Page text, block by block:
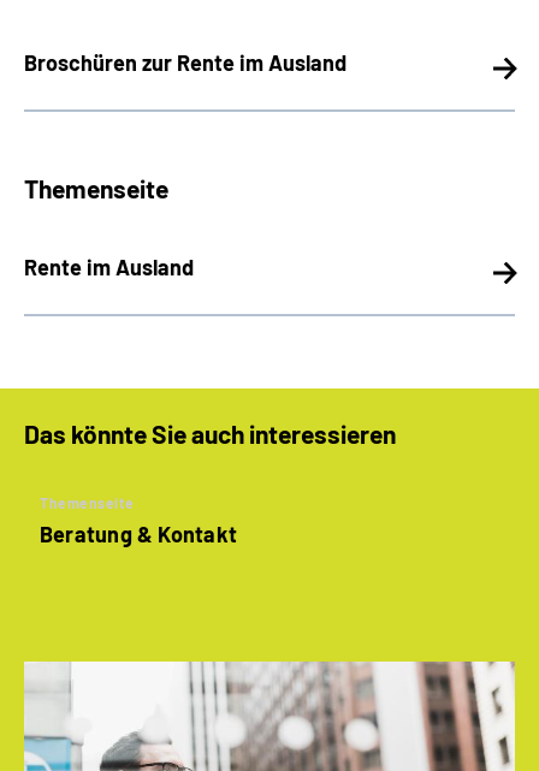
Broschüren zur Rente im Ausland
Themenseite
Rente im Ausland
Das könnte Sie auch interessieren
Themenseite
Beratung & Kontakt